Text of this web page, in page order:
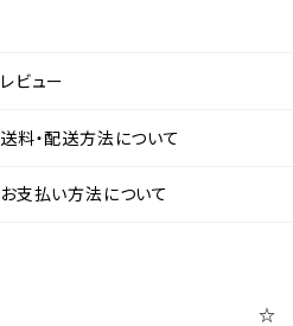
レビュー
送料・配送方法について
お支払い方法について
☆